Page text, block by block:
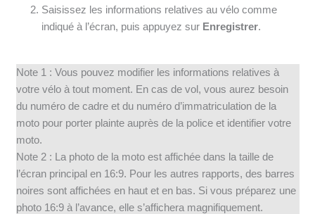
Saisissez les informations relatives au vélo comme
indiqué à l’écran, puis appuyez sur Enregistrer.
Note 1 : Vous pouvez modifier les informations relatives à
votre vélo à tout moment. En cas de vol, vous aurez besoin
du numéro de cadre et du numéro d’immatriculation de la
moto pour porter plainte auprès de la police et identifier votre
moto.
Note 2 : La photo de la moto est affichée dans la taille de
l’écran principal en 16:9. Pour les autres rapports, des barres
noires sont affichées en haut et en bas. Si vous préparez une
photo 16:9 à l’avance, elle s’affichera magnifiquement.